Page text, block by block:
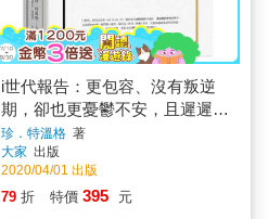
i世代報告：更包容、沒有叛逆
期，卻也更憂鬱不安，且遲遲無
法長大的一代
珍．特溫格著
大家 出版
2020/04/01 出版
79 折 特價 395 元